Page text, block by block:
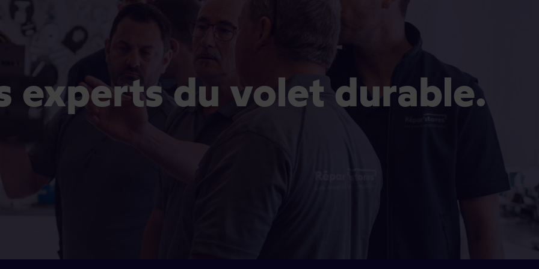
experts du volet durable.